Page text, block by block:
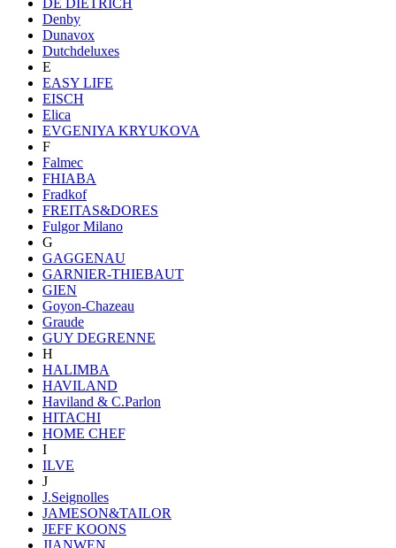
Denby
Dunavox
Dutchdeluxes
E
EASY LIFE
EISCH
Elica
EVGENIYA KRYUKOVA
F
Falmec
FHIABA
Fradkof
FREITAS&DORES
Fulgor Milano
G
GAGGENAU
GARNIER-THIEBAUT
GIEN
Goyon-Chazeau
Graude
GUY DEGRENNE
H
HALIMBA
HAVILAND
Haviland & C.Parlon
HITACHI
HOME CHEF
I
ILVE
J
J.Seignolles
JAMESON&TAILOR
JEFF KOONS
JIANWEN